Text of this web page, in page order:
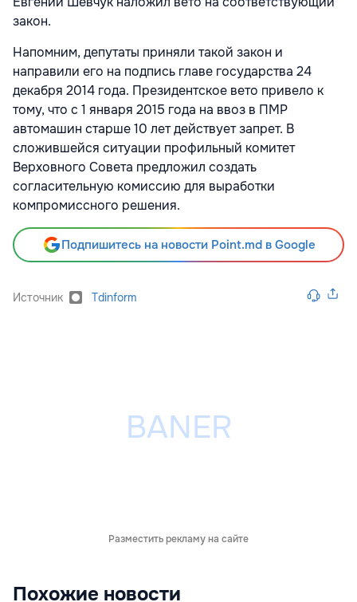
закон.
Напомним, депутаты приняли такой закон и
направили его на подпись главе государства 24
декабря 2014 года. Президентское вето привело к
тому, что с 1 января 2015 года на ввоз в ПМР
автомашин старше 10 лет действует запрет. В
сложившейся ситуации профильный комитет
Верховного Совета предложил создать
согласительную комиссию для выработки
компромиссного решения.
Подпишитесь на новости Point.md в Google
Источник Tdinform
Разместить рекламу на сайте
Похожие новости